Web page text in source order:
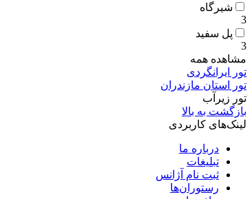
شیرگاه
3
پل سفید
3
مشاهده همه
تور ایرانگردی
تور استان مازندران
تور زیرآب
بازگشت به بالا
لینک‌های کاربردی
درباره ما
تبلیغات
ثبت نام آژانس
رستوران‌ها